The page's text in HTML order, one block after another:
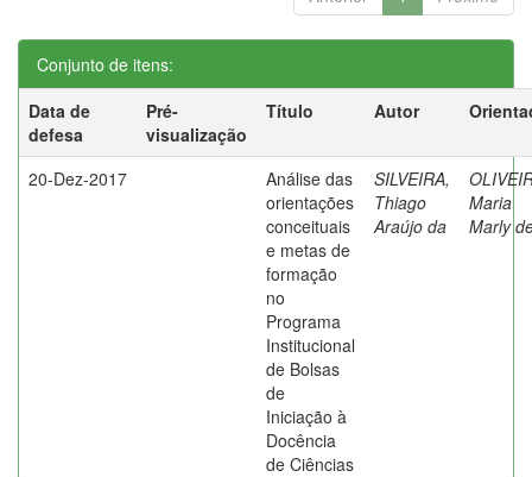
Conjunto de itens:
Data de
defesa
Pré-
visualização
Título Autor
20-Dez-2017
Análise das
orientações
conceituais
e metas de
formação
no
Programa
Institucional
de Bolsas
de
Iniciação à
Docência
de Ciências
SILVEIRA,
Thiago
Araújo da
Maria
Marly